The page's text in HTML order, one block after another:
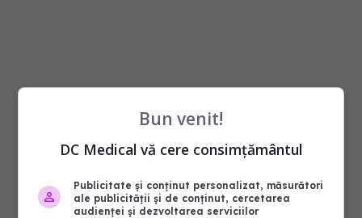
Bun venit!
DC Medical vă cere consimțământul
Publicitate și conținut personalizat, măsurători
ale publicității și de conținut, cercetarea
audienței și dezvoltarea serviciilor